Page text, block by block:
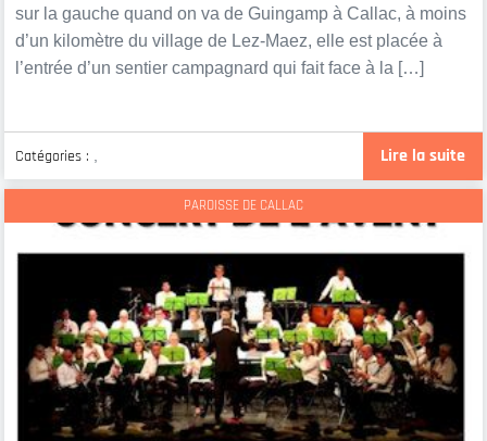
sur la gauche quand on va de Guingamp à Callac, à moins
d’un kilomètre du village de Lez-Maez, elle est placée à
l’entrée d’un sentier campagnard qui fait face à la […]
Lire la suite
Catégories :
PAROISSE DE CALLAC